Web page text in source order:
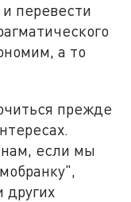
перевести
а то
прежде
если мы